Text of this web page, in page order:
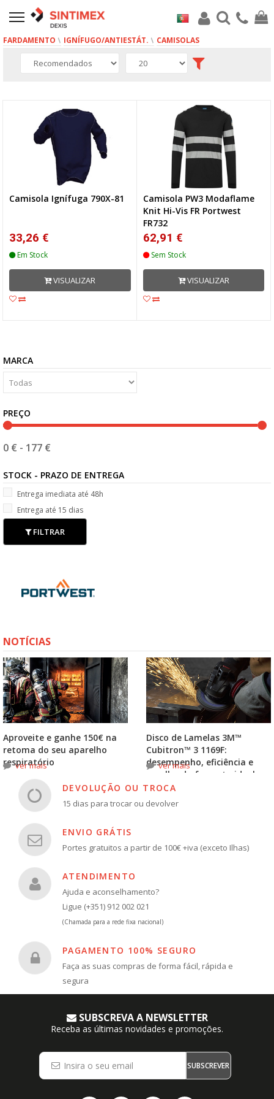
FARDAMENTO IGNÍFUGO/ANTIESTÁT. CAMISOLAS
2 produto(s)
Camisola Ignífuga 790X-81
33,26 €
Em Stock
VISUALIZAR
Camisola PW3 Modaflame
Knit Hi-Vis FR Portwest
FR732
62,91 €
Sem Stock
VISUALIZAR
MARCA
PREÇO
0 € - 177 €
STOCK - PRAZO DE ENTREGA
Entrega imediata até 48h
Entrega até 15 dias
FILTRAR
NOTÍCIAS
Aproveite e ganhe 150€ na
retoma do seu aparelho
respiratório
ver mais
Disco de Lamelas 3M™
Cubitron™ 3 1169F:
desempenho, eficiência e
escolha do formato ideal
ver mais
DEVOLUÇÃO OU TROCA
15 dias para trocar ou devolver
ENVIO GRÁTIS
Portes gratuitos a partir de 100€ +iva (exceto Ilhas)
ATENDIMENTO
Ajuda e aconselhamento?
Ligue (+351) 912 002 021
(Chamada para a rede fixa nacional)
PAGAMENTO 100% SEGURO
Faça as suas compras de forma fácil, rápida e
segura
SUBSCREVA A NEWSLETTER
Receba as últimas novidades e promoções.
SUBSCREVER